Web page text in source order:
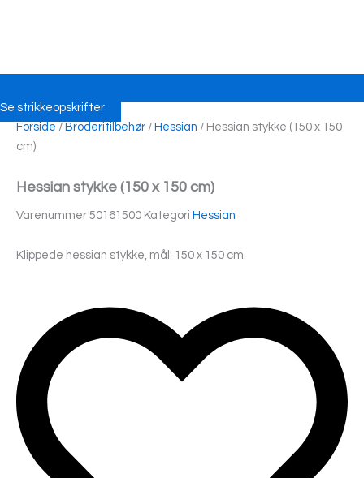
Se strikkeopskrifter
Forside / Broderitilbehør / Hessian / Hessian stykke (150 x 150
cm)
Hessian stykke (150 x 150 cm)
Varenummer 50161500 Kategori Hessian
Klippede hessian stykke, mål: 150 x 150 cm.